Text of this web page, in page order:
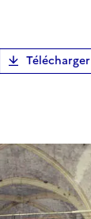
Télécharger